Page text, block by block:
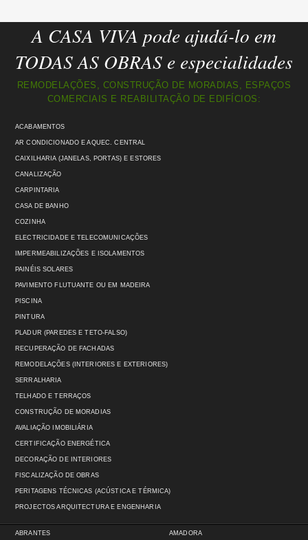
A CASA VIVA pode ajudá-lo em
TODAS AS OBRAS e especialidades
REMODELAÇÕES, CONSTRUÇÃO DE MORADIAS, ESPAÇOS
COMERCIAIS E REABILITAÇÃO DE EDIFÍCIOS:
ACABAMENTOS
AR CONDICIONADO E AQUEC. CENTRAL
CAIXILHARIA (JANELAS, PORTAS) E ESTORES
CANALIZAÇÃO
CARPINTARIA
CASA DE BANHO
COZINHA
ELECTRICIDADE E TELECOMUNICAÇÕES
IMPERMEABILIZAÇÕES E ISOLAMENTOS
PAINÉIS SOLARES
PAVIMENTO FLUTUANTE OU EM MADEIRA
PISCINA
PINTURA
PLADUR (PAREDES E TETO-FALSO)
RECUPERAÇÃO DE FACHADAS
REMODELAÇÕES (INTERIORES E EXTERIORES)
SERRALHARIA
TELHADO E TERRAÇOS
CONSTRUÇÃO DE MORADIAS
AVALIAÇÃO IMOBILIÁRIA
CERTIFICAÇÃO ENERGÉTICA
DECORAÇÃO DE INTERIORES
FISCALIZAÇÃO DE OBRAS
PERITAGENS TÉCNICAS (ACÚSTICA E TÉRMICA)
PROJECTOS ARQUITECTURA E ENGENHARIA
ABRANTES AMADORA